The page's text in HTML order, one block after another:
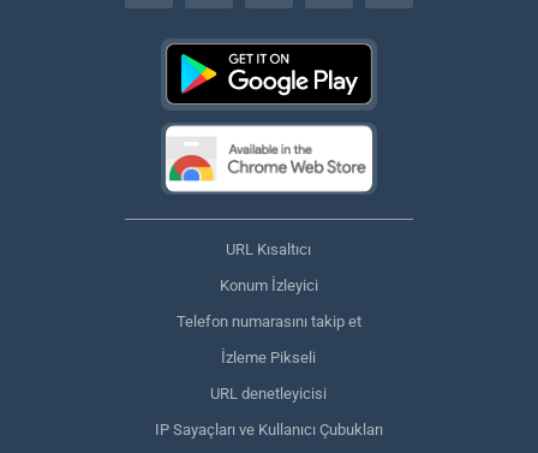
URL Kısaltıcı
Konum İzleyici
Telefon numarasını takip et
İzleme Pikseli
URL denetleyicisi
IP Sayaçları ve Kullanıcı Çubukları